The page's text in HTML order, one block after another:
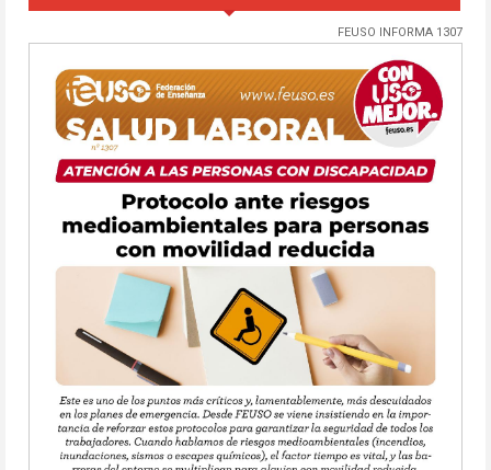
FEUSO INFORMA 1307